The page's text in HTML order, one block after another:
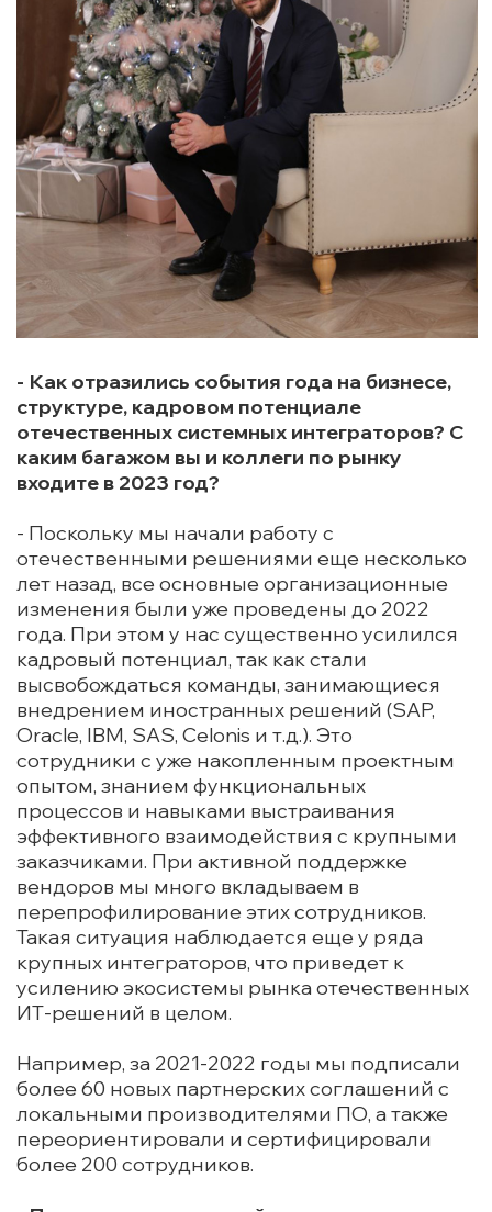
- Как отразились события года на бизнесе,
структуре, кадровом потенциале
отечественных системных интеграторов? С
каким багажом вы и коллеги по рынку
входите в 2023 год?
- Поскольку мы начали работу с
отечественными решениями еще несколько
лет назад, все основные организационные
изменения были уже проведены до 2022
года. При этом у нас существенно усилился
кадровый потенциал, так как стали
высвобождаться команды, занимающиеся
внедрением иностранных решений (SAP,
Oracle, IBM, SAS, Celonis и т.д.). Это
сотрудники с уже накопленным проектным
опытом, знанием функциональных
процессов и навыками выстраивания
эффективного взаимодействия с крупными
заказчиками. При активной поддержке
вендоров мы много вкладываем в
перепрофилирование этих сотрудников.
Такая ситуация наблюдается еще у ряда
крупных интеграторов, что приведет к
усилению экосистемы рынка отечественных
ИТ-решений в целом.
Например, за 2021-2022 годы мы подписали
более 60 новых партнерских соглашений с
локальными производителями ПО, а также
переориентировали и сертифицировали
более 200 сотрудников.